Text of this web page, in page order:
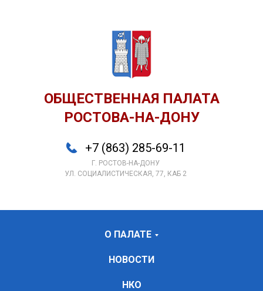
ОБЩЕСТВЕННАЯ ПАЛАТА
РОСТОВА-НА-ДОНУ
+7 (863) 285-69-11
Г. РОСТОВ-НА-ДОНУ
УЛ. СОЦИАЛИСТИЧЕСКАЯ, 77, КАБ 2
О ПАЛАТЕ
НОВОСТИ
НКО